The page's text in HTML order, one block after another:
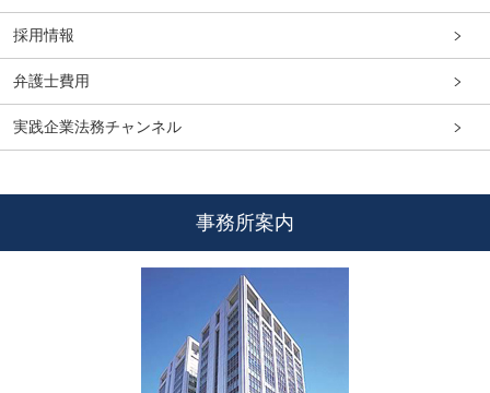
採用情報
弁護士費用
実践企業法務チャンネル
事務所案内